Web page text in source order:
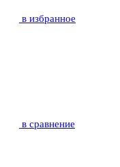
в избранное
в сравнение